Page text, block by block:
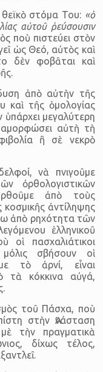
θεϊκὸ στόμα Του: «ὁ
αὐτοῦ ῥεύσουσιν
ποὺ πιστεύει στὸν
ὡς Θεό, αὐτὸς καὶ
δὲν φοβᾶται καὶ
ἀπὸ αὐτὴν τῆς
καὶ τῆς ὁμολογίας
ὑπάρχει μεγαλύτερη
αὐτὴ τὴ
ἢ σὲ νεκρὸ
νὰ πνιγοῦμε
ὀρθολογιστικῶν
ἀπὸ τοὺς
ἀντίληψης
ἀπὸ ρηχότητα τῶν
ἑλληνικοῦ
πασχαλιάτικοι
σβήσουν οἱ
τὸ ἀρνί, εἶναι
τὰ κόκκινα αὐγά,
τοῦ Πάσχα, ποὺ
στὴν Ἀνάσταση
τὴν πραγματικὰ
δίχως τέλος,